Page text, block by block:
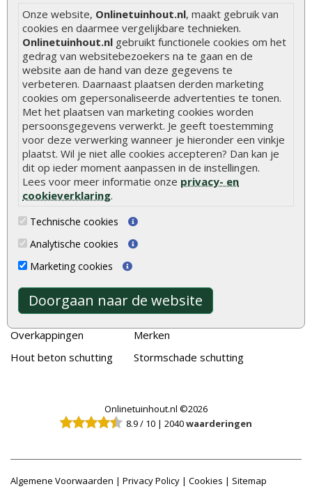
Onze website, Onlinetuinhout.nl, maakt gebruik van
cookies en daarmee vergelijkbare technieken.
Onlinetuinhout.nl gebruikt functionele cookies om het
gedrag van websitebezoekers na te gaan en de
website aan de hand van deze gegevens te
verbeteren. Daarnaast plaatsen derden marketing
cookies om gepersonaliseerde advertenties te tonen.
Met het plaatsen van marketing cookies worden
persoonsgegevens verwerkt. Je geeft toestemming
voor deze verwerking wanneer je hieronder een vinkje
plaatst. Wil je niet alle cookies accepteren? Dan kan je
dit op ieder moment aanpassen in de instellingen.
Lees voor meer informatie onze privacy- en
cookieverklaring.
Technische cookies
Analytische cookies
Marketing cookies
Doorgaan naar de website
Hoe betonpaal plaatsen
Hoe schutting plaatsen
De 9 beste tuinschermen van Onlinetuinhout.nl
Stijlvolle houtsoorten voor in de tuin
Duurzame tuin
Welke palen voor een schapenhek
Alle populaire categorieën
Tuinhout
Schutting
Vlonderplanken
Tuinpalen
Tuinhekken
Tuinhuizen
Blokhutten
Overkappingen
Hout beton schutting
Tuindeuren
Schuttingplanken
Steigerplanken
Rabatdelen
Aanbiedingen
Merken
Stormschade schutting
Onlinetuinhout.nl ©2026
8.9/ 10 | 2040waarderingen
Algemene Voorwaarden | Privacy Policy | Cookies | Sitemap